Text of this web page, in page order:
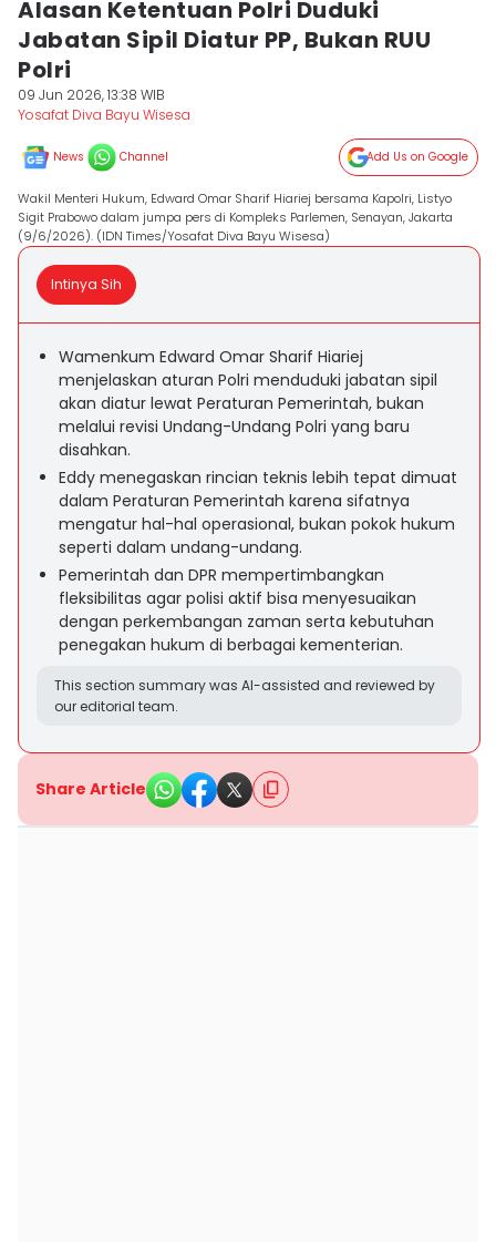
Alasan Ketentuan Polri Duduki
Jabatan Sipil Diatur PP, Bukan RUU
Polri
09 Jun 2026, 13:38 WIB
Yosafat Diva Bayu Wisesa
News Channel Add Us on Google
Wakil Menteri Hukum, Edward Omar Sharif Hiariej bersama Kapolri, Listyo
Sigit Prabowo dalam jumpa pers di Kompleks Parlemen, Senayan, Jakarta
(9/6/2026). (IDN Times/Yosafat Diva Bayu Wisesa)
Intinya Sih
Wamenkum Edward Omar Sharif Hiariej
menjelaskan aturan Polri menduduki jabatan sipil
akan diatur lewat Peraturan Pemerintah, bukan
melalui revisi Undang-Undang Polri yang baru
disahkan.
Eddy menegaskan rincian teknis lebih tepat dimuat
dalam Peraturan Pemerintah karena sifatnya
mengatur hal-hal operasional, bukan pokok hukum
seperti dalam undang-undang.
Pemerintah dan DPR mempertimbangkan
fleksibilitas agar polisi aktif bisa menyesuaikan
dengan perkembangan zaman serta kebutuhan
penegakan hukum di berbagai kementerian.
This section summary was AI-assisted and reviewed by
our editorial team.
Share Article